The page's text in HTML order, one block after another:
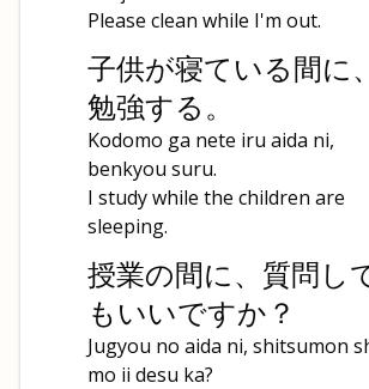
Please clean while I'm out.
子供が寝ている間に、
勉強する。
Kodomo ga nete iru aida ni,
benkyou suru.
I study while the children are
sleeping.
授業の間に、質問し
もいいですか？
Jugyou no aida ni, shitsumon
mo ii desu ka?